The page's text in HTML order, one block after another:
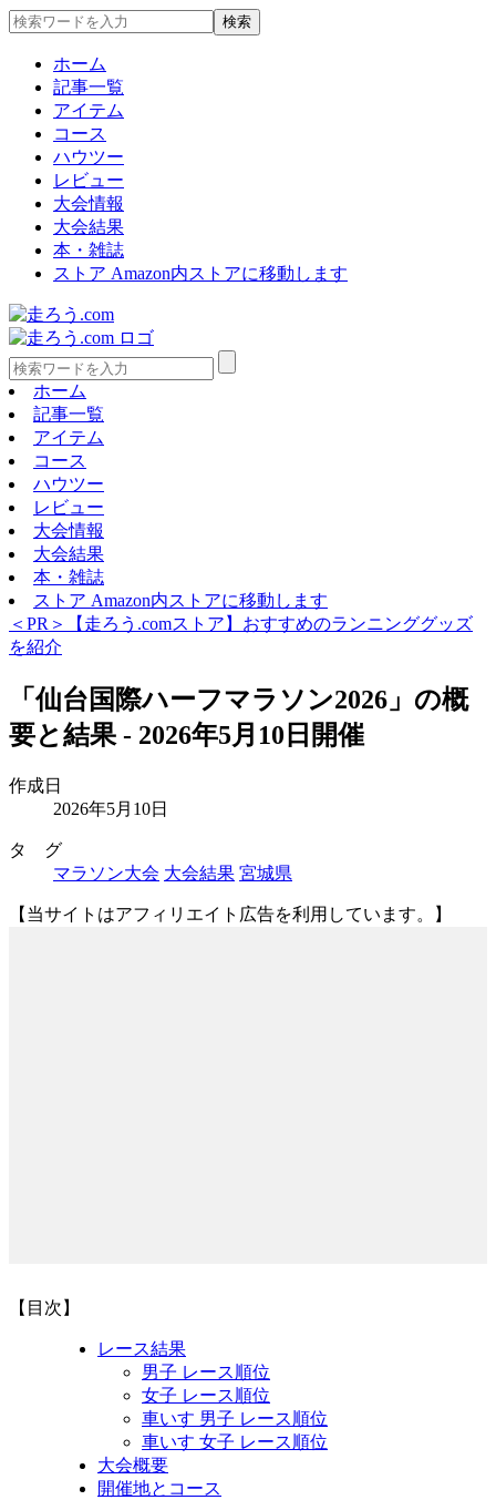
ホーム
記事一覧
アイテム
コース
ハウツー
レビュー
大会情報
大会結果
本・雑誌
ストア Amazon内ストアに移動します
ホーム
記事一覧
アイテム
コース
ハウツー
レビュー
大会情報
大会結果
本・雑誌
ストア Amazon内ストアに移動します
＜PR＞【走ろう.comストア】おすすめのランニンググッズ
を紹介
「仙台国際ハーフマラソン2026」の概
要と結果 - 2026年5月10日開催
作成日
2026年5月10日
タ グ
マラソン大会 大会結果 宮城県
【当サイトはアフィリエイト広告を利用しています。】
【目次】
レース結果
男子 レース順位
女子 レース順位
車いす 男子 レース順位
車いす 女子 レース順位
大会概要
開催地とコース